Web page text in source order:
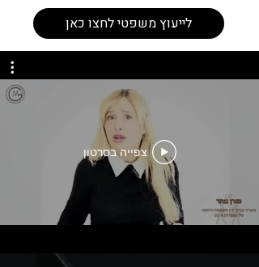
לייעוץ משפטי לחצו כאן
צפייה בסרטון